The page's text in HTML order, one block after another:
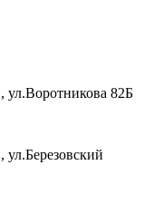
ул.Воротникова 82Б
ул.Березовский